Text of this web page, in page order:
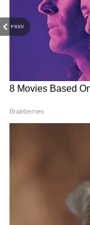
PREV
EPF Withdraw:
টাকা! চাইলে UPI-
পিএফ অ্যাকাউন্টে